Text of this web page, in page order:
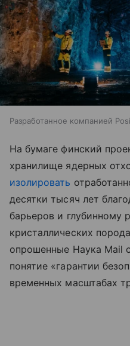
Разработанное компанией
На бумаге финский
хранилище ядерных
изолировать
десятки тысяч лет
барьеров и глубинному
кристаллических
опрошенные Наука Mail
понятие «гарантии
временных масштабах